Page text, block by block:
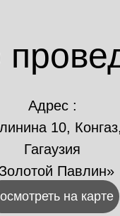
Адрес :
10, Конгаз,
Гагаузия
Павлин»
на карте